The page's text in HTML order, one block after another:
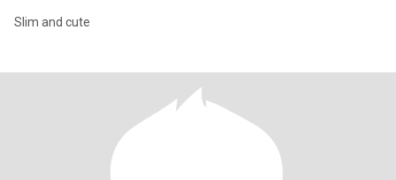
Slim and cute